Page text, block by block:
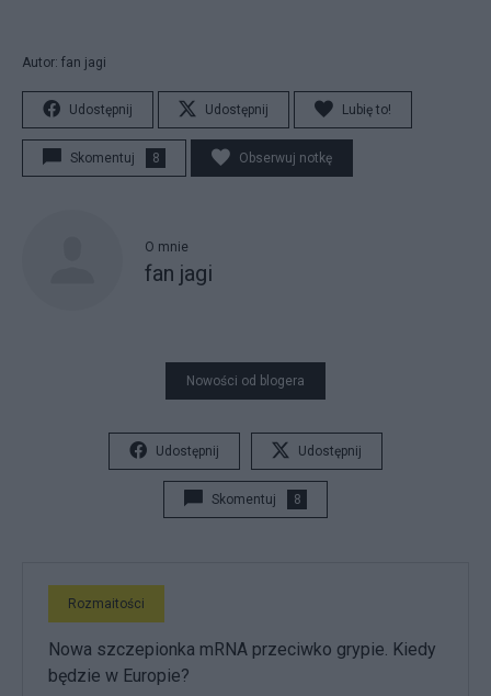
Autor: fan jagi
Udostępnij Udostępnij Lubię to!
Skomentuj 8 Obserwuj notkę
O mnie
fan jagi
Nowości od blogera
Udostępnij Udostępnij
Skomentuj 8
Rozmaitości
Nowa szczepionka mRNA przeciwko grypie. Kiedy
będzie w Europie?